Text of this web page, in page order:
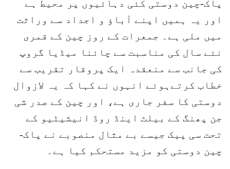
پاک-چین دوستی کئی دہائیوں پر محیط ہے
اور یہ ہمیں اپنے آباؤ و اجداد سے وراثت
میں ملی ہے۔ جمعرات کے روز چین کے قمری
نئے سال کی مناسبت سے چائنا میڈیا گروپ
کی جانب سے منعقدہ ایک پروقار تقریب سے
خطاب کرتےہوئے انہوں نے کہا کہ یہ لازوال
دوستی کا سفر جاری ہے، اور چین کے صدر شی
جن پھنگ کے بیلٹ اینڈ روڈ انیشیٹیو کے
تحت سی پیک جیسے بے مثال منصوبے نے پاک-
چین دوستی کو مزید مستحکم کیا ہے۔